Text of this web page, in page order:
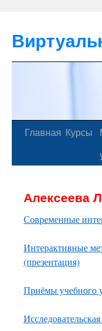
Главная Курсы
Алексеева
Современные
Интерактивные
(презентация)
Приёмы учебного